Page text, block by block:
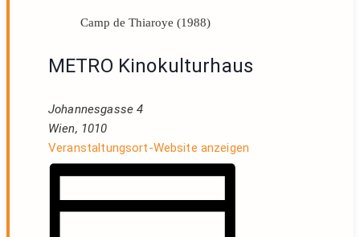
Camp de Thiaroye (1988)
METRO Kinokulturhaus
Johannesgasse 4
Wien, 1010
Veranstaltungsort-Website anzeigen